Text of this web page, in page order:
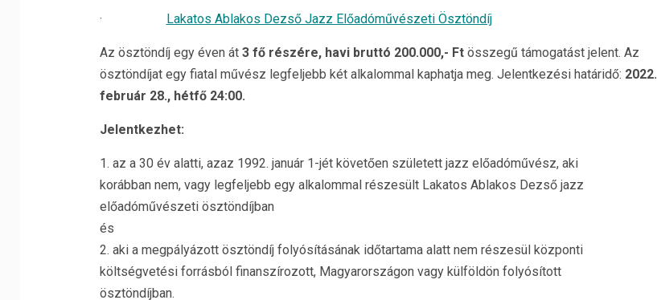
· Lakatos Ablakos Dezső Jazz Előadóművészeti Ösztöndíj
Az ösztöndíj egy éven át 3 fő részére, havi bruttó 200.000,- Ftösszegű támogatást jelent. Az
ösztöndíjat egy fiatal művész legfeljebb két alkalommal kaphatja meg. Jelentkezési határidő: 2022.
február 28., hétfő 24:00.
Jelentkezhet:
1. az a 30 év alatti, azaz 1992. január 1-jét követően született jazz előadóművész, aki
korábban nem, vagy legfeljebb egy alkalommal részesült Lakatos Ablakos Dezső jazz
előadóművészeti ösztöndíjban
és
2. aki a megpályázott ösztöndíj folyósításának időtartama alatt nem részesül központi
költségvetési forrásból finanszírozott, Magyarországon vagy külföldön folyósított
ösztöndíjban.